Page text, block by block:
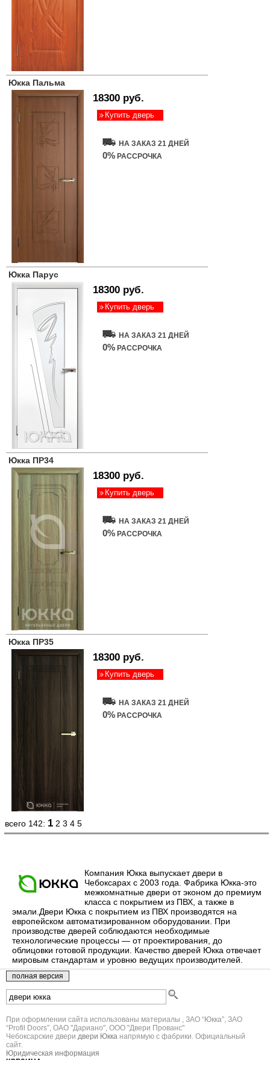
Юкка Пальма
18300 руб.
Купить дверь
НА ЗАКАЗ 21 ДНЕЙ
0% РАССРОЧКА
Юкка Парус
18300 руб.
Купить дверь
НА ЗАКАЗ 21 ДНЕЙ
0% РАССРОЧКА
Юкка ПР34
18300 руб.
Купить дверь
НА ЗАКАЗ 21 ДНЕЙ
0% РАССРОЧКА
Юкка ПР35
18300 руб.
Купить дверь
НА ЗАКАЗ 21 ДНЕЙ
0% РАССРОЧКА
всего 142: 1 2 3 4 5
Компания Юкка выпускает двери в
Чебоксарах с 2003 года. Фабрика Юкка-это
межкомнатные двери от эконом до премиум
класса с покрытием из ПВХ, а также в
эмали.Двери Юкка с покрытием из ПВХ производятся на
европейском автоматизированном оборудовании. При
производстве дверей соблюдаются необходимые
технологические процессы — от проектирования, до
облицовки готовой продукции. Качество дверей Юкка отвечает
мировым стандартам и уровню ведущих производителей.
При оформлении сайта использованы материалы , ЗАО “Юкка”, ЗАО
“Profil Doors”, ОАО "Дариано", ООО "Двери Прованс"
Чебоксарские двери двери Юкка напрямую с фабрики. Официальный
сайт.
Юридическая информация
КОРЗИНА